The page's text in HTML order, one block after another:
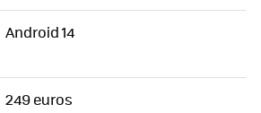
Android 14
249 euros